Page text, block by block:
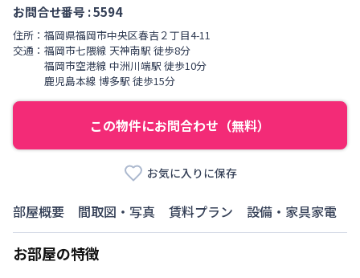
お問合せ番号 :5594
住所： 福岡県福岡市中央区春吉 ２丁目4-11
交通： 福岡市七隈線 天神南駅 徒歩8分
福岡市空港線 中洲川端駅 徒歩10分
鹿児島本線 博多駅 徒歩15分
この物件にお問合わせ（無料）
お気に入りに保存
部屋概要 間取図・写真 賃料プラン 設備・家具家電
お部屋の特徴